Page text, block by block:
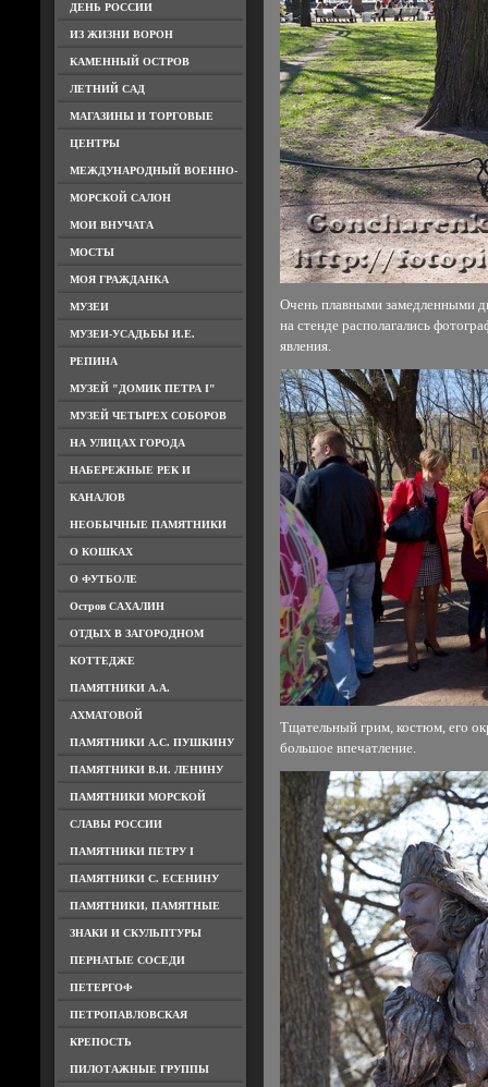
ДЕНЬ РОССИИ
ИЗ ЖИЗНИ ВОРОН
КАМЕННЫЙ ОСТРОВ
ЛЕТНИЙ САД
МАГАЗИНЫ И ТОРГОВЫЕ
ЦЕНТРЫ
МЕЖДУНАРОДНЫЙ ВОЕННО-
МОРСКОЙ САЛОН
МОИ ВНУЧАТА
МОСТЫ
МОЯ ГРАЖДАНКА
МУЗЕИ
МУЗЕИ-УСАДЬБЫ И.Е.
РЕПИНА
МУЗЕЙ "ДОМИК ПЕТРА I"
МУЗЕЙ ЧЕТЫРЕХ СОБОРОВ
НА УЛИЦАХ ГОРОДА
НАБЕРЕЖНЫЕ РЕК И
КАНАЛОВ
НЕОБЫЧНЫЕ ПАМЯТНИКИ
О КОШКАХ
О ФУТБОЛЕ
Остров САХАЛИН
ОТДЫХ В ЗАГОРОДНОМ
КОТТЕДЖЕ
ПАМЯТНИКИ А.А.
АХМАТОВОЙ
ПАМЯТНИКИ А.С. ПУШКИНУ
ПАМЯТНИКИ В.И. ЛЕНИНУ
ПАМЯТНИКИ МОРСКОЙ
СЛАВЫ РОССИИ
ПАМЯТНИКИ ПЕТРУ I
ПАМЯТНИКИ С. ЕСЕНИНУ
ПАМЯТНИКИ, ПАМЯТНЫЕ
ЗНАКИ И СКУЛЬПТУРЫ
ПЕРНАТЫЕ СОСЕДИ
ПЕТЕРГОФ
ПЕТРОПАВЛОВСКАЯ
КРЕПОСТЬ
ПИЛОТАЖНЫЕ ГРУППЫ
Очень плавными замедленными
на стенде располагались
явления.
Тщательный грим, костюм, его
большое впечатление.